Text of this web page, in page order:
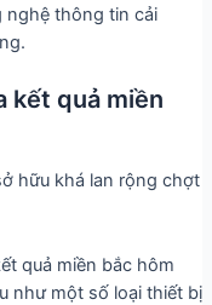
nghệ thông tin cải
kết quả miền
hữu khá lan rộng chợt
quả miền bắc hôm
như một số loại thiết bị